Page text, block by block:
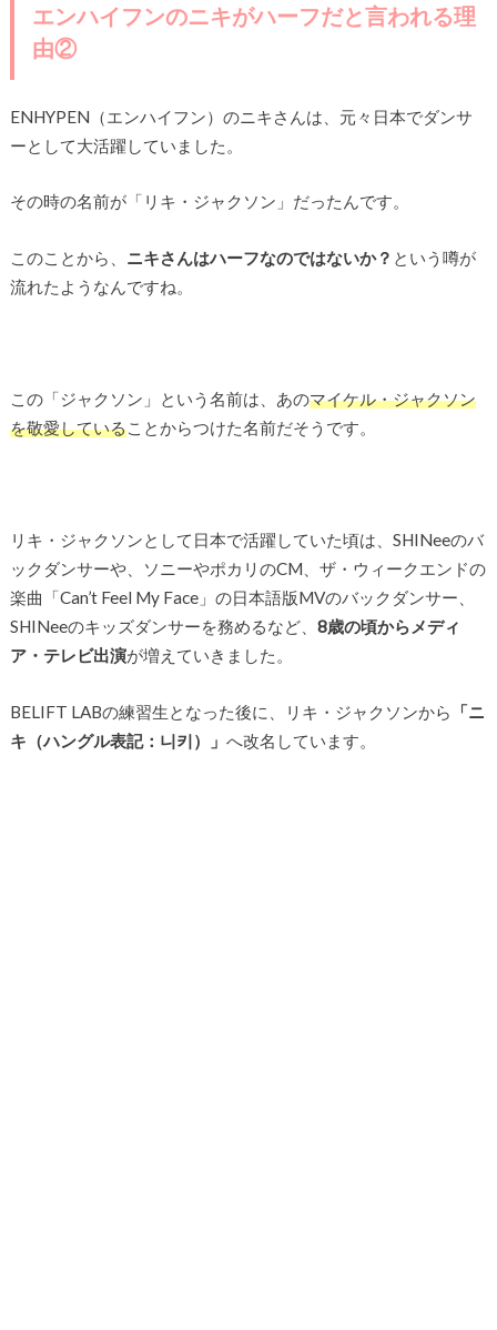
エンハイフンのニキがハーフだと言われる理
由②
ENHYPEN（エンハイフン）のニキさんは、元々日本でダンサ
ーとして大活躍していました。
その時の名前が「リキ・ジャクソン」だったんです。
このことから、 ニキさんはハーフなのではないか？ という噂が
流れたようなんですね。
この「ジャクソン」という名前は、あのマイケル・ジャクソン
を敬愛していることからつけた名前だそうです。
リキ・ジャクソンとして日本で活躍していた頃は、SHINeeのバ
ックダンサーや、ソニーやポカリのCM、ザ・ウィークエンドの
楽曲「Can’t Feel My Face」の日本語版MVのバックダンサー、
SHINeeのキッズダンサーを務めるなど、 8歳の頃からメディ
ア・テレビ出演が増えていきました。
BELIFT LABの練習生となった後に、リキ・ジャクソンから
「ニ
キ（ハングル表記：니키）」 へ改名しています。